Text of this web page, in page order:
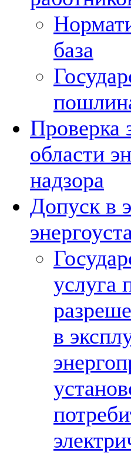
база
Проверка
области
надзора
Допуск в
услуга
в